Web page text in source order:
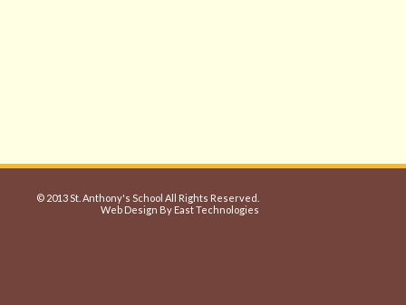
© 2013 St. Anthony's School All Rights Reserved.
Web Design By East Technologies